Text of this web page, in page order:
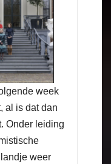
week
al is dat dan
Onder leiding
weer